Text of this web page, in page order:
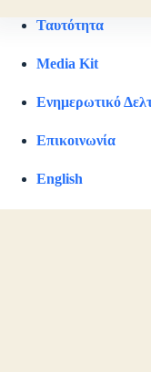
Ταυτότητα
Media Kit
Ενημερωτικό
Επικοινωνία
English